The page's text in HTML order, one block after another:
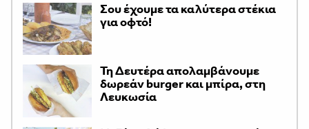
Σου έχουμε τα καλύτερα στέκια
για οφτό!
Τη Δευτέρα απολαμβάνουμε
δωρεάν burger και μπίρα, στη
Λευκωσία